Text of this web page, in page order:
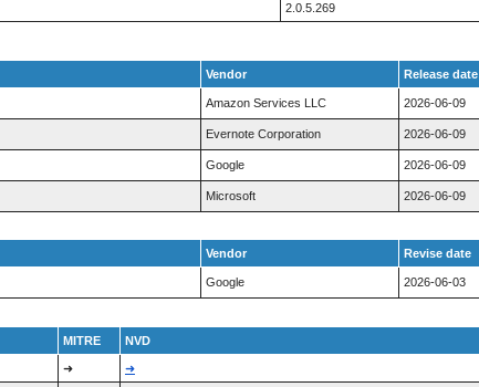
2.0.5.269
Vendor Release date
Amazon Services LLC 2026-06-09
Evernote Corporation 2026-06-09
Google 2026-06-09
Microsoft 2026-06-09
Vendor Revise date
Google 2026-06-03
MITRE NVD
➜ ➜